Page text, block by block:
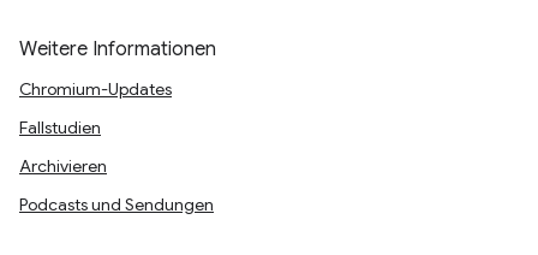
Weitere Informationen
Chromium-Updates
Fallstudien
Archivieren
Podcasts und Sendungen